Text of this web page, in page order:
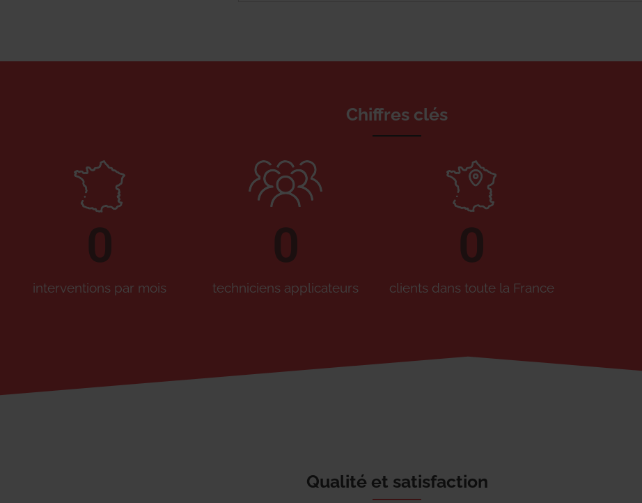
Chiffres clés
interventions par mois
0
techniciens applicateurs
0
clients dans toute la France
0
Qualité et satisfaction